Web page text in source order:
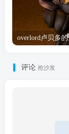
评论 抢沙发